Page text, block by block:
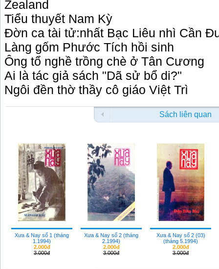
Zealand
Tiểu thuyết Nam Kỳ
Đờn ca tài tử:nhất Bạc Liêu nhì Cần
Làng gốm Phước Tích hồi sinh
Ông tổ nghề trồng chè ở Tân Cương
Ai là tác giả sách "Dã sử bổ di?"
Ngôi đền thờ thầy cô giáo Việt Trì
Sách liên quan
Xưa & Nay số 1 (tháng
1.1994)
2.000đ
3.000đ
Xưa & Nay số 2 (tháng
2.1994)
2.000đ
3.000đ
Xưa & Nay số 2 (03)
(tháng 5.1994)
2.000đ
3.000đ